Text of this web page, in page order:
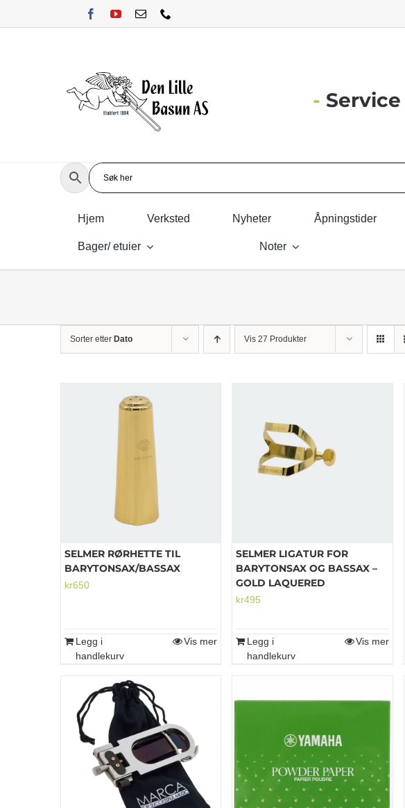
to
- Service
Hjem Verksted Nyheter Åpningstider
Bager/ etuier Noter
Sorter etter Dato Vis 27 Produkter
SELMER RØRHETTE TIL
BARYTONSAX/BASSAX
kr650
Legg i
handlekurv
Vis mer
SELMER LIGATUR FOR
BARYTONSAX OG BASSAX –
GOLD LAQUERED
kr495
Legg i
handlekurv
Vis mer